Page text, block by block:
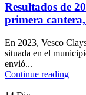
Resultados de
primera
En 2023, Vesco
situada en el
envió...
Continue reading